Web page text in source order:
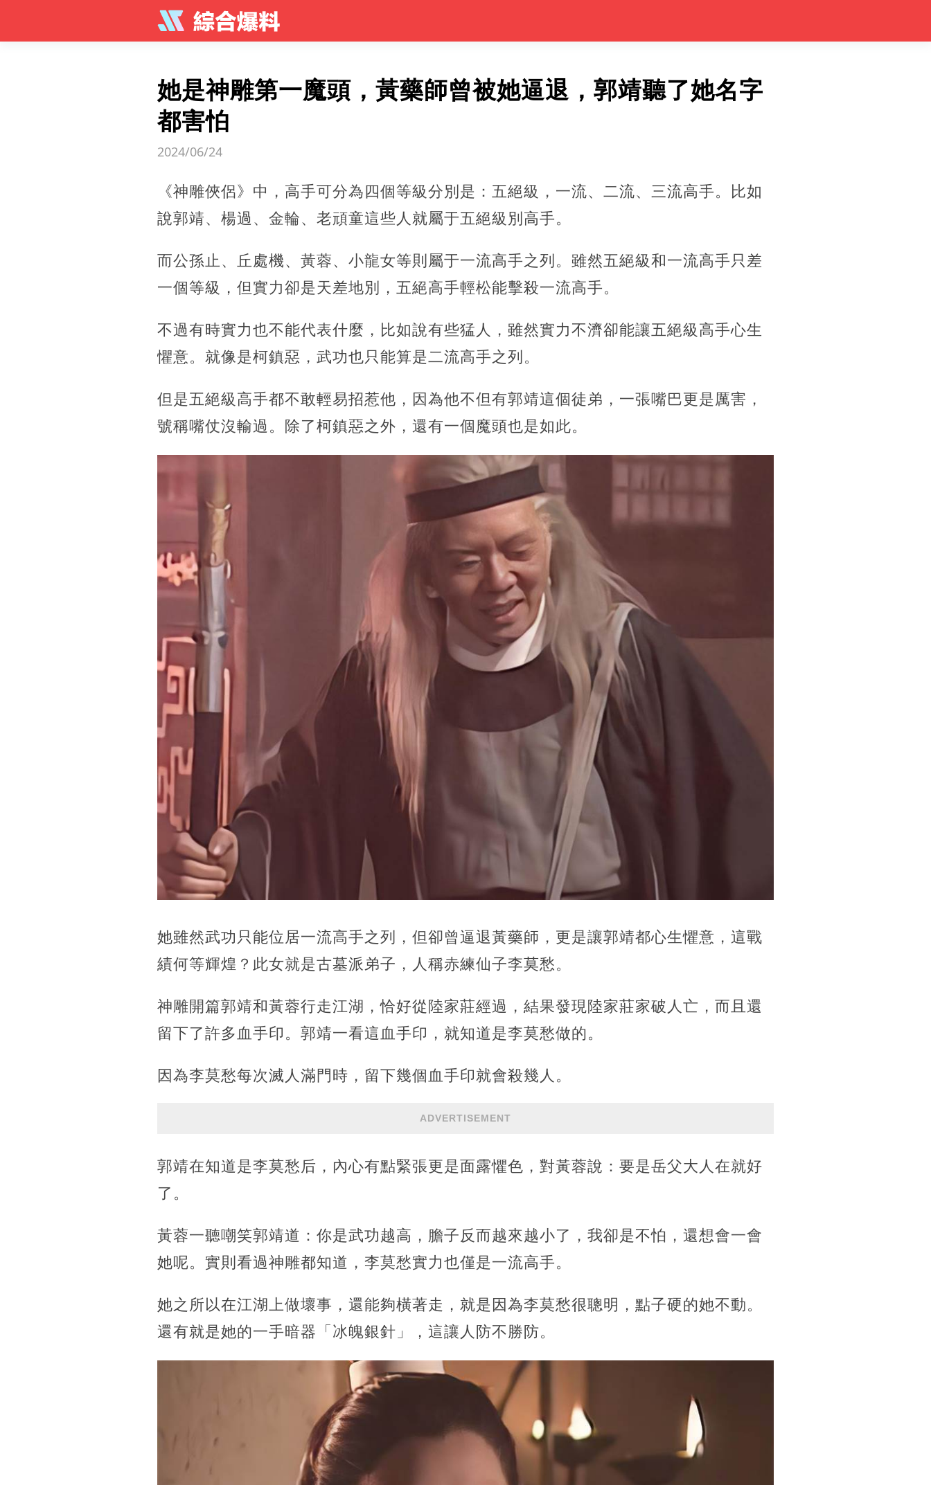
她是神雕第一魔頭，黃藥師曾被她逼退，郭靖聽了她名字
都害怕
2024/06/24
《神雕俠侶》中，高手可分為四個等級分別是：五絕級，一流、二流、三流高手。比如
說郭靖、楊過、金輪、老頑童這些人就屬于五絕級別高手。
而公孫止、丘處機、黃蓉、小龍女等則屬于一流高手之列。雖然五絕級和一流高手只差
一個等級，但實力卻是天差地別，五絕高手輕松能擊殺一流高手。
不過有時實力也不能代表什麼，比如說有些猛人，雖然實力不濟卻能讓五絕級高手心生
懼意。就像是柯鎮惡，武功也只能算是二流高手之列。
但是五絕級高手都不敢輕易招惹他，因為他不但有郭靖這個徒弟，一張嘴巴更是厲害，
號稱嘴仗沒輸過。除了柯鎮惡之外，還有一個魔頭也是如此。
她雖然武功只能位居一流高手之列，但卻曾逼退黃藥師，更是讓郭靖都心生懼意，這戰
績何等輝煌？此女就是古墓派弟子，人稱赤練仙子李莫愁。
神雕開篇郭靖和黃蓉行走江湖，恰好從陸家莊經過，結果發現陸家莊家破人亡，而且還
留下了許多血手印。郭靖一看這血手印，就知道是李莫愁做的。
因為李莫愁每次滅人滿門時，留下幾個血手印就會殺幾人。
ADVERTISEMENT
郭靖在知道是李莫愁后，內心有點緊張更是面露懼色，對黃蓉說：要是岳父大人在就好
了。
黃蓉一聽嘲笑郭靖道：你是武功越高，膽子反而越來越小了，我卻是不怕，還想會一會
她呢。實則看過神雕都知道，李莫愁實力也僅是一流高手。
她之所以在江湖上做壞事，還能夠橫著走，就是因為李莫愁很聰明，點子硬的她不動。
還有就是她的一手暗器「冰魄銀針」，這讓人防不勝防。